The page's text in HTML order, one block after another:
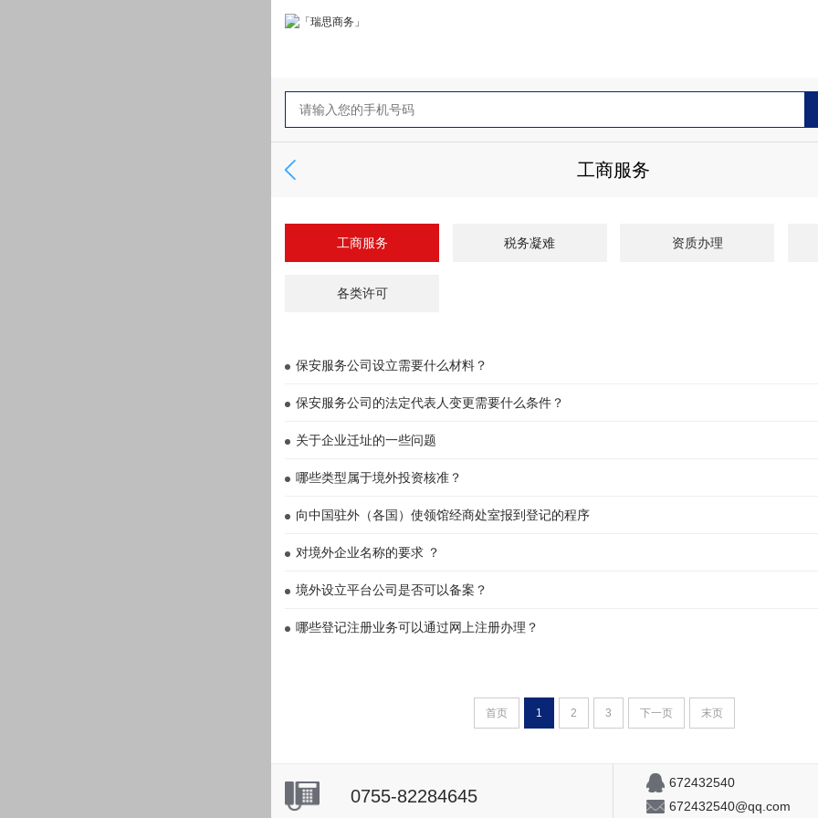
工商服务
工商服务 税务凝难 资质办理
各类许可
保安服务公司设立需要什么材料？
保安服务公司的法定代表人变更需要什么条件？
关于企业迁址的一些问题
哪些类型属于境外投资核准？
向中国驻外（各国）使领馆经商处室报到登记的程序
对境外企业名称的要求 ？
境外设立平台公司是否可以备案？
哪些登记注册业务可以通过网上注册办理？
首页 1 2 3 下一页 末页
0755-82284645
672432540
672432540@qq.com